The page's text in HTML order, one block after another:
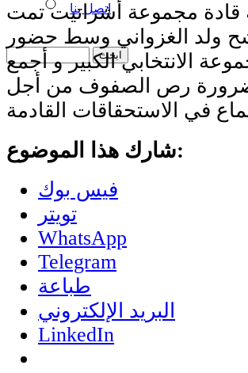
اتصل بنا
قادة مجموعة أشراتيت تمت
ولد الغزواني وسط حضور
الانتخابي الكبير و أجمع
ضرورة رص الصفوف من أجل
شارك هذا الموضوع:
فيس بوك
تويتر
WhatsApp
Telegram
طباعة
البريد الإلكتروني
LinkedIn